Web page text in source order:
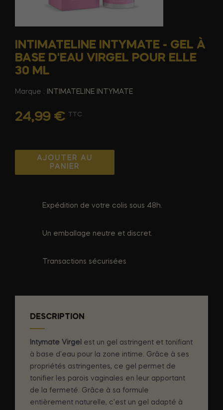
INTIMATELINE INTYMATE - GEL À
BASE D'EAU VIRGEL POUR ELLE
30 ML
Marque : INTIMATELINE INTYMATE
24,99 € TTC
AJOUTER AU
PANIER
Expédition de votre colis sous 48h.
Un emballage neutre et discret.
Transactions sécurisées
DESCRIPTION
Intymate Virgel est un gel astringent et tonifiant
à base d'eau pour la zone intime. Grâce à ses
propriétés astringentes, ce gel permet de
tonifier les parois vaginales en leur apportant
de la fermeté. Grâce à sa formule
entièrement naturelle, c'est un gel adapté à